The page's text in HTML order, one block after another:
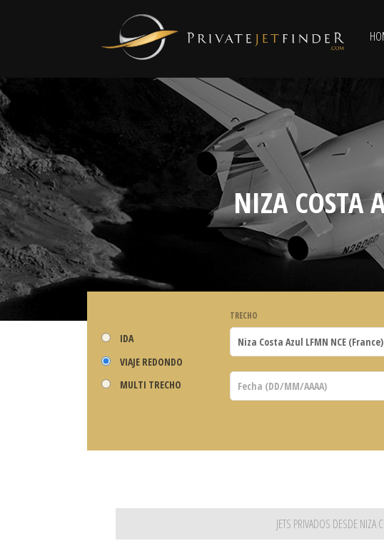
NIZA COSTA
IDA
VIAJE REDONDO
MULTI TRECHO
TRECHO
JETS PRIVADOS DESDE